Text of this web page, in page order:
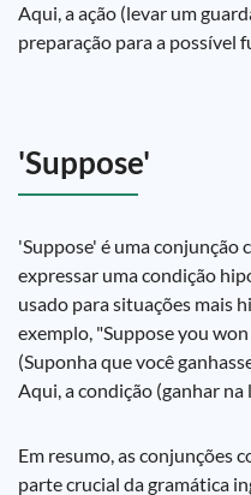
Aqui, a ação (levar um
preparação para a possível
'Suppose'
'Suppose' é uma conjunção
expressar uma condição
usado para situações mais
exemplo, "Suppose you
(Suponha que você
Aqui, a condição (ganhar
Em resumo, as conjunções
parte crucial da gramática